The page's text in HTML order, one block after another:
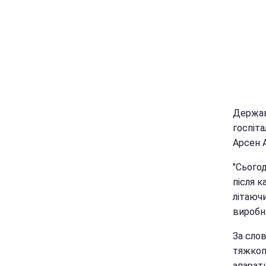
Арсен
після
За